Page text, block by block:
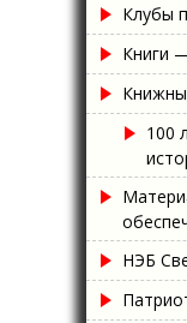
Клубы
Книги
100
НЭБ